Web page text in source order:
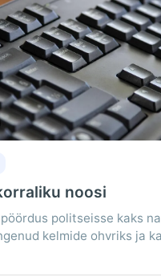
noosi
politseisse kaks
kelmide ohvriks ja